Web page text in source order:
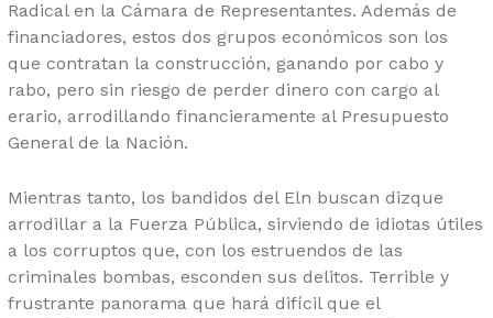
Radical en la Cámara de Representantes. Además de
financiadores, estos dos grupos económicos son los
que contratan la construcción, ganando por cabo y
rabo, pero sin riesgo de perder dinero con cargo al
erario, arrodillando financieramente al Presupuesto
General de la Nación.
Mientras tanto, los bandidos del Eln buscan dizque
arrodillar a la Fuerza Pública, sirviendo de idiotas útiles
a los corruptos que, con los estruendos de las
criminales bombas, esconden sus delitos. Terrible y
frustrante panorama que hará difícil que el